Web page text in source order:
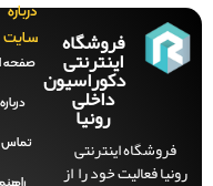
فروشگاه
اینترنتی
دکوراسیون
داخلی
رونیا
فروشگاه اینترنتی
فعالیت خود را از
درباره
سایت
صفحه‌ اصلی
درباره ما
تماس با ما
راهنمای